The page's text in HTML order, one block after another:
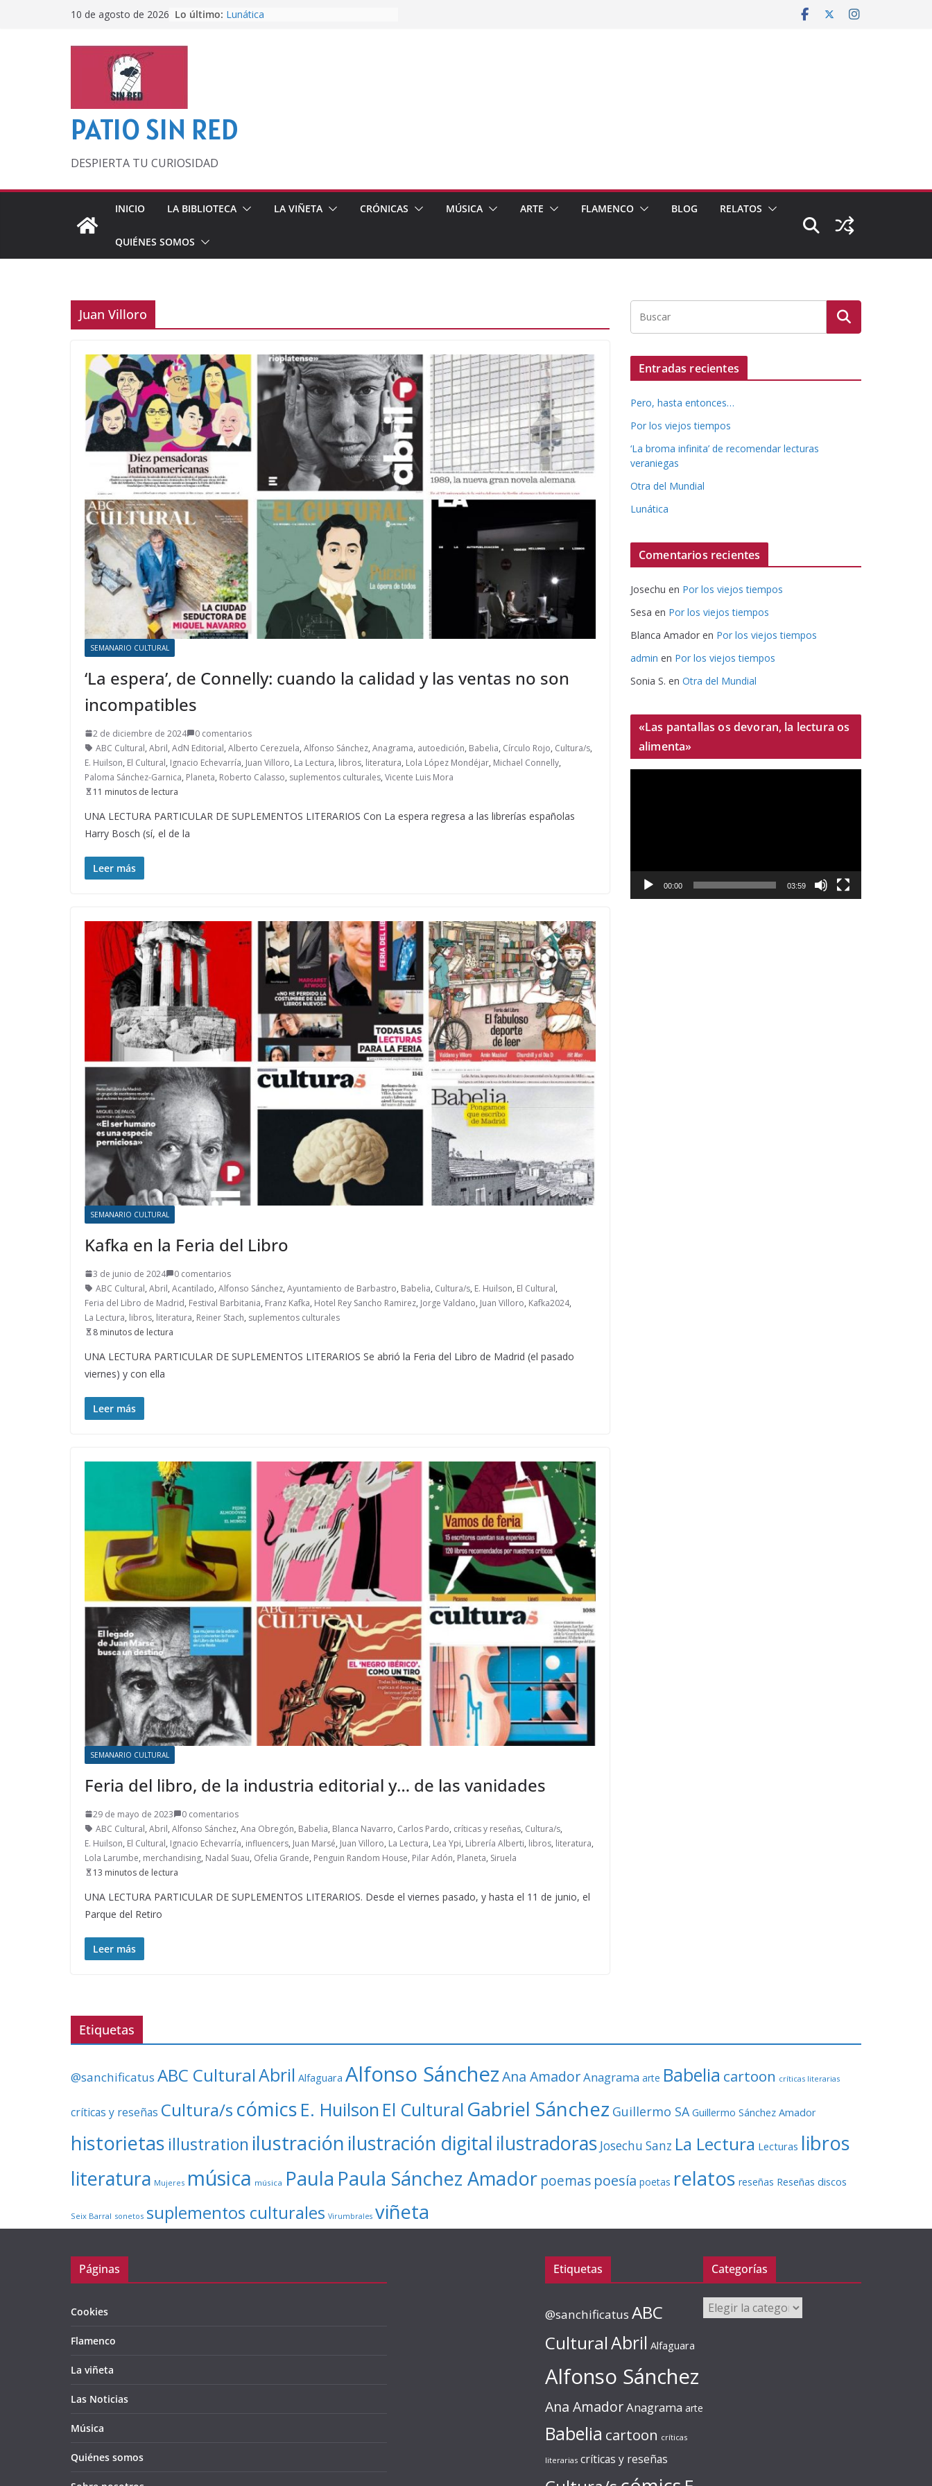
10 de agosto de 2026 Lo último: Lunática
PATIO SIN RED
DESPIERTA TU CURIOSIDAD
INICIO LA BIBLIOTECA LA VIÑETA CRÓNICAS MÚSICA ARTE FLAMENCO BLOG RELATOS
QUIÉNES SOMOS
Juan Villoro
SEMANARIO CULTURAL
‘La espera’, de Connelly: cuando la calidad y las ventas no son
incompatibles
2 de diciembre de 2024
0 comentarios
ABC Cultural, Abril, AdN Editorial, Alberto Cerezuela, Alfonso Sánchez, Anagrama, autoedición, Babelia, Círculo Rojo, Cultura/s,
E. Huilson, El Cultural, Ignacio Echevarría, Juan Villoro, La Lectura, libros, literatura, Lola López Mondéjar, Michael Connelly,
Paloma Sánchez-Garnica, Planeta, Roberto Calasso, suplementos culturales, Vicente Luis Mora
11 minutos de lectura
UNA LECTURA PARTICULAR DE SUPLEMENTOS LITERARIOS Con La espera regresa a las librerías españolas
Harry Bosch (sí, el de la
Leer más
SEMANARIO CULTURAL
Kafka en la Feria del Libro
3 de junio de 2024
0 comentarios
ABC Cultural, Abril, Acantilado, Alfonso Sánchez, Ayuntamiento de Barbastro, Babelia, Cultura/s, E. Huilson, El Cultural,
Feria del Libro de Madrid, Festival Barbitania, Franz Kafka, Hotel Rey Sancho Ramirez, Jorge Valdano, Juan Villoro, Kafka2024,
La Lectura, libros, literatura, Reiner Stach, suplementos culturales
8 minutos de lectura
UNA LECTURA PARTICULAR DE SUPLEMENTOS LITERARIOS Se abrió la Feria del Libro de Madrid (el pasado
viernes) y con ella
Leer más
SEMANARIO CULTURAL
Feria del libro, de la industria editorial y… de las vanidades
29 de mayo de 2023
0 comentarios
ABC Cultural, Abril, Alfonso Sánchez, Ana Obregón, Babelia, Blanca Navarro, Carlos Pardo, críticas y reseñas, Cultura/s,
E. Huilson, El Cultural, Ignacio Echevarría, influencers, Juan Marsé, Juan Villoro, La Lectura, Lea Ypi, Librería Alberti, libros, literatura,
Lola Larumbe, merchandising, Nadal Suau, Ofelia Grande, Penguin Random House, Pilar Adón, Planeta, Siruela
13 minutos de lectura
UNA LECTURA PARTICULAR DE SUPLEMENTOS LITERARIOS. Desde el viernes pasado, y hasta el 11 de junio, el
Parque del Retiro
Leer más
Entradas recientes
Pero, hasta entonces…
Por los viejos tiempos
‘La broma infinita’ de recomendar lecturas
veraniegas
Otra del Mundial
Lunática
Comentarios recientes
Josechu en Por los viejos tiempos
Sesa en Por los viejos tiempos
Blanca Amador en Por los viejos tiempos
admin en Por los viejos tiempos
Sonia S. en Otra del Mundial
«Las pantallas os devoran, la lectura os
alimenta»
c
00:00 03:59
Etiquetas
@sanchificatus ABC CulturalAbril Alfaguara Alfonso SánchezAna AmadorAnagrama arte Babelia cartoon críticas literarias
críticas y reseñas Cultura/s cómics E. Huilson El Cultural Gabriel Sánchez Guillermo SA Guillermo Sánchez Amador
historietas illustration ilustración ilustración digital ilustradoras Josechu Sanz La Lectura Lecturas libros
literatura Mujeres música música Paula Paula Sánchez Amador poemas poesía poetas relatos reseñas Reseñas discos
Seix Barral sonetos suplementos culturales Virumbrales viñeta
Páginas
Cookies
Flamenco
La viñeta
Las Noticias
Música
Quiénes somos
Etiquetas
@sanchificatus ABC
CulturalAbril Alfaguara
Alfonso Sánchez
Ana AmadorAnagrama arte
Babelia cartoon críticas
literarias críticas y reseñas
Categorías
Categorías